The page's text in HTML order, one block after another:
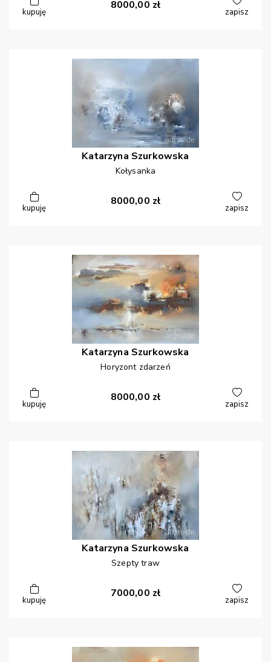
kupuję
8000,00 zł
zapisz
Katarzyna Szurkowska
Kołysanka
kupuję
8000,00 zł
zapisz
Katarzyna Szurkowska
Horyzont zdarzeń
kupuję
8000,00 zł
zapisz
Katarzyna Szurkowska
Szepty traw
kupuję
7000,00 zł
zapisz